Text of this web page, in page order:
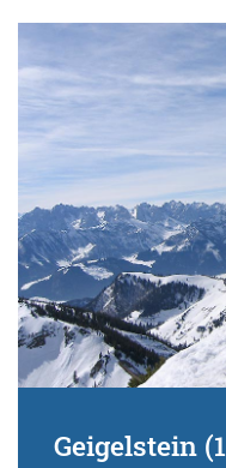
Geigelstein